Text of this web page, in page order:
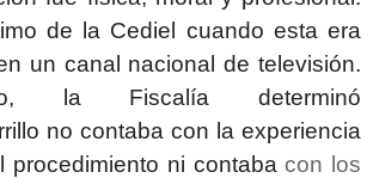
de la Cediel cuando esta era
un canal nacional de televisión.
la Fiscalía determinó
no contaba con la experiencia
procedimiento ni contaba con los